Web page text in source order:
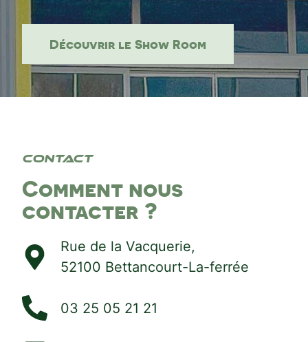
Découvrir le Show Room
Contact
Comment nous
contacter ?
Rue de la Vacquerie,
52100 Bettancourt-La-ferrée
03 25 05 21 21